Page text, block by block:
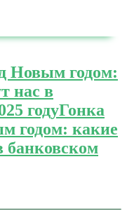
Новым годом:
нас в
годуГонка
годом: какие
банковском